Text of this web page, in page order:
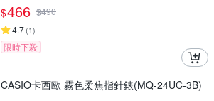
$466 $490
4.7(1)
限時下殺
CASIO卡西歐 霧色柔焦指針錶(MQ-24UC-3B)